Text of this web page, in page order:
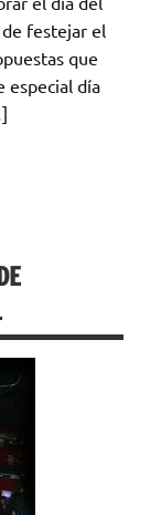
festejar el
que
especial día